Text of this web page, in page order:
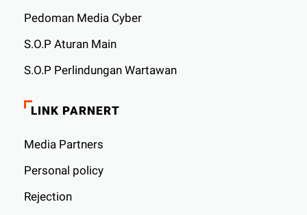
Pedoman Media Cyber
S.O.P Aturan Main
S.O.P Perlindungan Wartawan
LINK PARNERT
Media Partners
Personal policy
Rejection